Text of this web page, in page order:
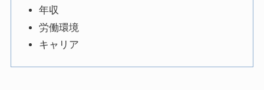
年収
労働環境
キャリア